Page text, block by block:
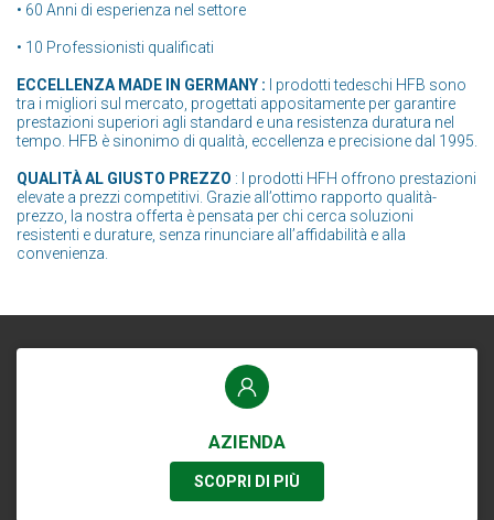
• 60 Anni di esperienza nel settore
• 10 Professionisti qualificati
ECCELLENZA MADE IN GERMANY : I prodotti tedeschi HFB sono
tra i migliori sul mercato, progettati appositamente per garantire
prestazioni superiori agli standard e una resistenza duratura nel
tempo. HFB è sinonimo di qualità, eccellenza e precisione dal 1995.
QUALITÀ AL GIUSTO PREZZO : I prodotti HFH offrono prestazioni
elevate a prezzi competitivi. Grazie all’ottimo rapporto qualità-
prezzo, la nostra offerta è pensata per chi cerca soluzioni
resistenti e durature, senza rinunciare all’affidabilità e alla
convenienza.
AZIENDA
SCOPRI DI PIÙ